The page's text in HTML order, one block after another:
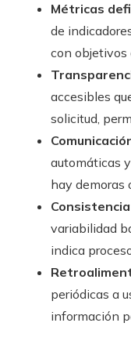
Métricas
de
con objetivos
accesibles
solicitud,
automáticas
hay demoras
variabilidad
indica
periódicas a
información